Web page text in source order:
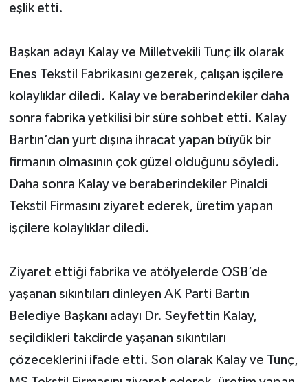
eşlik etti.
Başkan adayı Kalay ve Milletvekili Tunç ilk olarak
Enes Tekstil Fabrikasını gezerek, çalışan işçilere
kolaylıklar diledi. Kalay ve beraberindekiler daha
sonra fabrika yetkilisi bir süre sohbet etti. Kalay
Bartın’dan yurt dışına ihracat yapan büyük bir
firmanın olmasının çok güzel olduğunu söyledi.
Daha sonra Kalay ve beraberindekiler Pinaldi
Tekstil Firmasını ziyaret ederek, üretim yapan
işçilere kolaylıklar diledi.
Ziyaret ettiği fabrika ve atölyelerde OSB’de
yaşanan sıkıntıları dinleyen AK Parti Bartın
Belediye Başkanı adayı Dr. Seyfettin Kalay,
seçildikleri takdirde yaşanan sıkıntıları
çözeceklerini ifade etti. Son olarak Kalay ve Tunç,